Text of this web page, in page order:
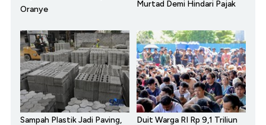
Oranye
Murtad Demi Hindari Pajak
Sampah Plastik Jadi Paving,
Duit Warga RI Rp 9,1 Triliun